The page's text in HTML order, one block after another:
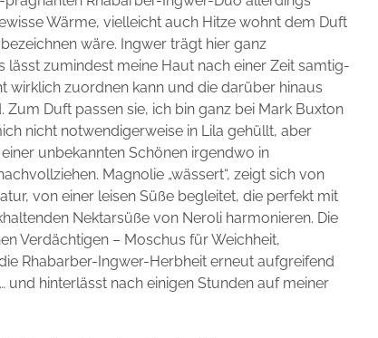
Wärme, vielleicht auch Hitze wohnt dem Duft
wäre. Ingwer trägt hier ganz
zumindest meine Haut nach einer Zeit samtig-
wirklich zuordnen kann und die darüber hinaus
Duft passen sie, ich bin ganz bei Mark Buxton
nicht notwendigerweise in Lila gehüllt, aber
unbekannten Schönen irgendwo in
Magnolie „wässert“, zeigt sich von
von einer leisen Süße begleitet, die perfekt mit
Nektarsüße von Neroli harmonieren. Die
Verdächtigen – Moschus für Weichheit,
Rhabarber-Ingwer-Herbheit erneut aufgreifend
und hinterlässt nach einigen Stunden auf meiner